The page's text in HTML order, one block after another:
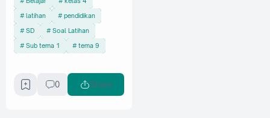
latihan pendidikan
SD Soal Latihan
Sub tema 1 tema 9
0 Share